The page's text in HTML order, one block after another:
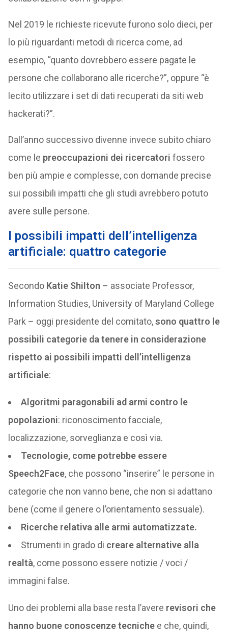
Nel 2019 le richieste ricevute furono solo dieci, per
lo più riguardanti metodi di ricerca come, ad
esempio, “quanto dovrebbero essere pagate le
persone che collaborano alle ricerche?”, oppure “è
lecito utilizzare i set di dati recuperati da siti web
hackerati?”.
Dall’anno successivo divenne invece subito chiaro
come le preoccupazioni dei ricercatori fossero
ben più ampie e complesse, con domande precise
sui possibili impatti che gli studi avrebbero potuto
avere sulle persone.
I possibili impatti dell’intelligenza
artificiale: quattro categorie
Secondo Katie Shilton – associate Professor,
Information Studies, University of Maryland College
Park – oggi presidente del comitato,sono quattro le
possibili categorie da tenere in considerazione
rispetto ai possibili impatti dell’intelligenza
artificiale:
Algoritmi paragonabili ad armi contro le
popolazioni: riconoscimento facciale,
localizzazione, sorveglianza e così via.
Tecnologie, come potrebbe essere
Speech2Face, che possono “inserire” le persone in
categorie che non vanno bene, che non si adattano
bene (come il genere o l’orientamento sessuale).
Ricerche relativa alle armi automatizzate.
Strumenti in grado di creare alternative alla
realtà, come possono essere notizie / voci /
immagini false.
Uno dei problemi alla base resta l’avere revisori che
hanno buone conoscenze tecnichee che, quindi,